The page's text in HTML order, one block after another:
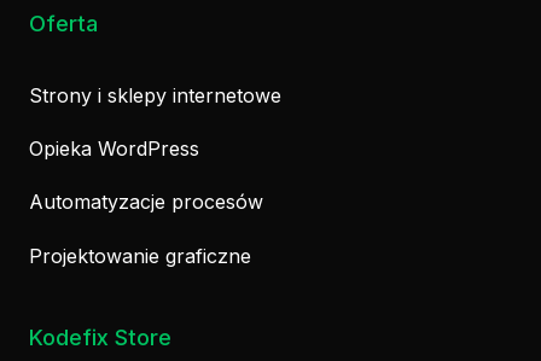
Oferta
Strony i sklepy internetowe
Opieka WordPress
Automatyzacje procesów
Projektowanie graficzne
Kodefix Store